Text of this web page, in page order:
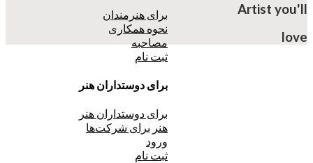
برای هنرمندان
نحوه همکاری
مصاحبه
ثبت نام
برای دوستداران هنر
برای دوستداران هنر
هنر برای شرکت‌ها
ورود
ثبت نام
Artist you'll
love